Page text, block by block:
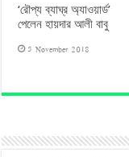
‘রৌপ্য ব্যাঘ্র অ্যাওয়ার্ড’
পেলেন হায়দার আলী বাবু
5 November 2018